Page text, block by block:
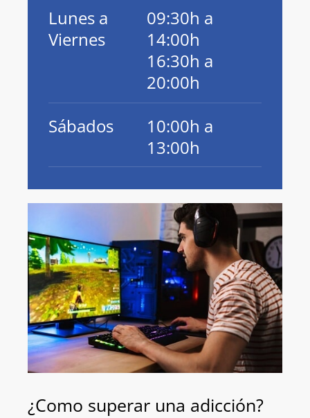
Lunes a
Viernes
09:30h a
14:00h
16:30h a
20:00h
Sábados
10:00h a
13:00h
¿Como superar una adicción?